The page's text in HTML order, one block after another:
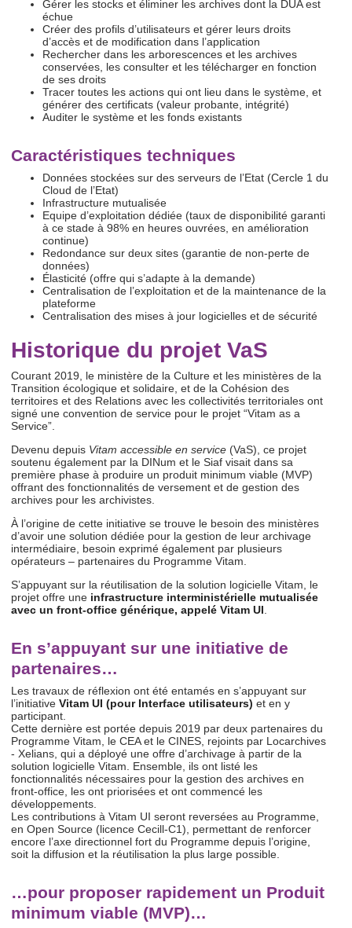
Gérer les stocks et éliminer les archives dont la DUA est
échue
Créer des profils d’utilisateurs et gérer leurs droits
d’accès et de modification dans l’application
Rechercher dans les arborescences et les archives
conservées, les consulter et les télécharger en fonction
de ses droits
Tracer toutes les actions qui ont lieu dans le système, et
générer des certificats (valeur probante, intégrité)
Auditer le système et les fonds existants
Caractéristiques techniques
Données stockées sur des serveurs de l’Etat (Cercle 1 du
Cloud de l’Etat)
Infrastructure mutualisée
Equipe d’exploitation dédiée (taux de disponibilité garanti
à ce stade à 98% en heures ouvrées, en amélioration
continue)
Redondance sur deux sites (garantie de non-perte de
données)
Élasticité (offre qui s’adapte à la demande)
Centralisation de l’exploitation et de la maintenance de la
plateforme
Centralisation des mises à jour logicielles et de sécurité
Historique du projet VaS
Courant 2019, le ministère de la Culture et les ministères de la
Transition écologique et solidaire, et de la Cohésion des
territoires et des Relations avec les collectivités territoriales ont
signé une convention de service pour le projet “Vitam as a
Service”.
Devenu depuis Vitam accessible en service (VaS), ce projet
soutenu également par la DINum et le Siaf visait dans sa
première phase à produire un produit minimum viable (MVP)
offrant des fonctionnalités de versement et de gestion des
archives pour les archivistes.
À l’origine de cette initiative se trouve le besoin des ministères
d’avoir une solution dédiée pour la gestion de leur archivage
intermédiaire, besoin exprimé également par plusieurs
opérateurs – partenaires du Programme Vitam.
S’appuyant sur la réutilisation de la solution logicielle Vitam, le
projet offre une infrastructure interministérielle mutualisée
avec un front-office générique, appelé Vitam UI.
En s’appuyant sur une initiative de
partenaires…
Les travaux de réflexion ont été entamés en s’appuyant sur
l’initiative Vitam UI (pour Interface utilisateurs) et en y
participant.
Cette dernière est portée depuis 2019 par deux partenaires du
Programme Vitam, le CEA et le CINES, rejoints par Locarchives
- Xelians, qui a déployé une offre d’archivage à partir de la
solution logicielle Vitam. Ensemble, ils ont listé les
fonctionnalités nécessaires pour la gestion des archives en
front-office, les ont priorisées et ont commencé les
développements.
Les contributions à Vitam UI seront reversées au Programme,
en Open Source (licence Cecill-C1), permettant de renforcer
encore l’axe directionnel fort du Programme depuis l’origine,
soit la diffusion et la réutilisation la plus large possible.
…pour proposer rapidement un Produit
minimum viable (MVP)…